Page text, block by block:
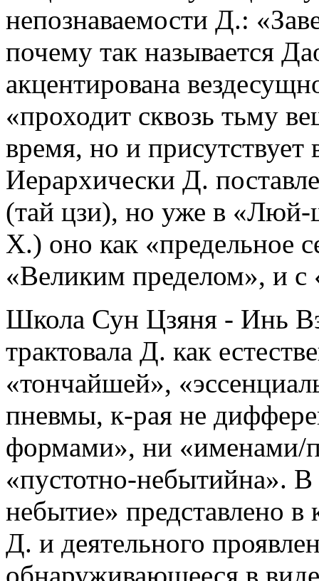
непознаваемости Д.:
почему так называется
акцентирована
«проходит сквозь тьму
время, но и присутствует
Иерархически Д.
(тай цзи), но уже в
Х.) оно как «предельное
«Великим пределом», и
Школа Сун Цзяня - Инь
трактовала Д. как
«тончайшей»,
пневмы, к-рая не
формами», ни «именами/
«пустотно-небытийна».
небытие» представлено в
Д. и деятельного
обнаруживающееся в